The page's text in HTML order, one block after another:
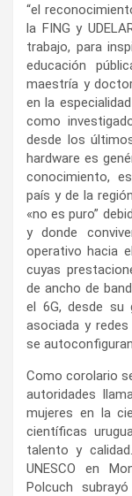
“el
la FING y
trabajo, para
educación
maestría y
en la
como
desde los
hardware es
conocimiento,
país y de la
«no es puro”
y donde
operativo hacia
cuyas
de ancho de
el 6G, desde su
asociada y
se
Como corolario
autoridades
mujeres en la
científicas
talento y
UNESCO en
Polcuch